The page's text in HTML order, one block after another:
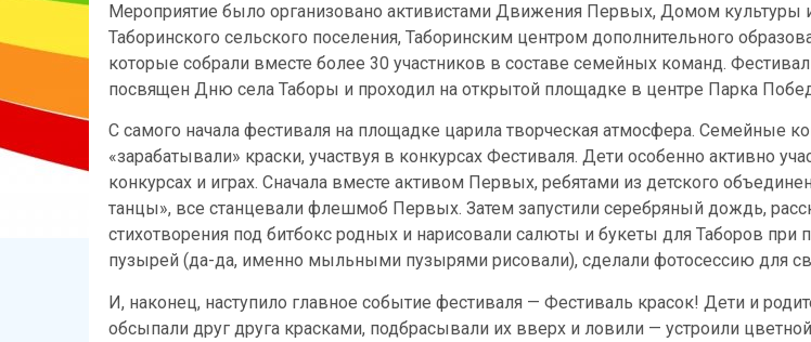
Мероприятие было организовано активистами Движения Первых, Домом культуры
Таборинского сельского поселения, Таборинским центром дополнительного
которые собрали вместе более 30 участников в составе семейных команд.
посвящен Дню села Таборы и проходил на открытой площадке в центре Парка
С самого начала фестиваля на площадке царила творческая атмосфера. Семейные
«зарабатывали» краски, участвуя в конкурсах Фестиваля. Дети особенно активно
конкурсах и играх. Сначала вместе активом Первых, ребятами из детского
танцы», все станцевали флешмоб Первых. Затем запустили серебряный дождь,
стихотворения под битбокс родных и нарисовали салюты и букеты для Таборов
пузырей (да-да, именно мыльными пузырями рисовали), сделали фотосессию для
И, наконец, наступило главное событие фестиваля — Фестиваль красок! Дети и
обсыпали друг друга красками, подбрасывали их вверх и ловили — устроили